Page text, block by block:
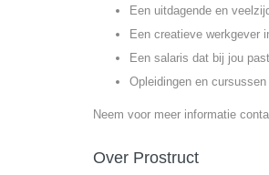
Een uitdagende en
Een creatieve werkgever
Een salaris dat bij jou
Opleidingen en
Neem voor meer informatie
Over Prostruct